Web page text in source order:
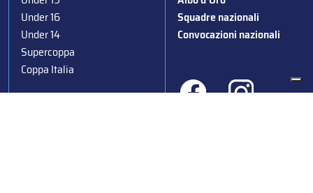
Under 16
Under 14
Supercoppa
Coppa Italia
Squadre nazionali
Convocazioni nazionali